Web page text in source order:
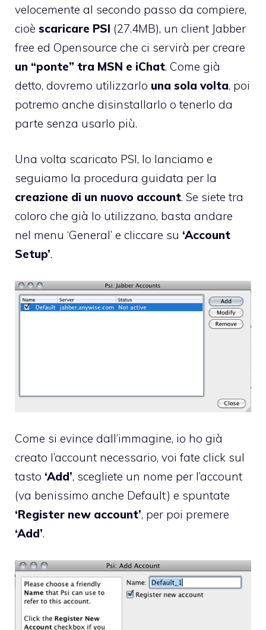
velocemente al secondo passo da compiere,
cioè scaricare PSI (27.4MB), un client Jabber
free ed Opensource che ci servirà per creare
un “ponte” tra MSN e iChat. Come già
detto, dovremo utilizzarlo una sola volta, poi
potremo anche disinstallarlo o tenerlo da
parte senza usarlo più.
Una volta scaricato PSI, lo lanciamo e
seguiamo la procedura guidata per la
creazione di un nuovo account. Se siete tra
coloro che già lo utilizzano, basta andare
nel menu ‘General’ e cliccare su ‘Account
Setup’.
Come si evince dall’immagine, io ho già
creato l’account necessario, voi fate click sul
tasto ‘Add’, scegliete un nome per l’account
(va benissimo anche Default) e spuntate
‘Register new account’, per poi premere
‘Add’.